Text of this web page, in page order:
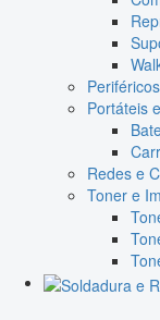
Periféricos
Portáteis
Redes e
Toner e